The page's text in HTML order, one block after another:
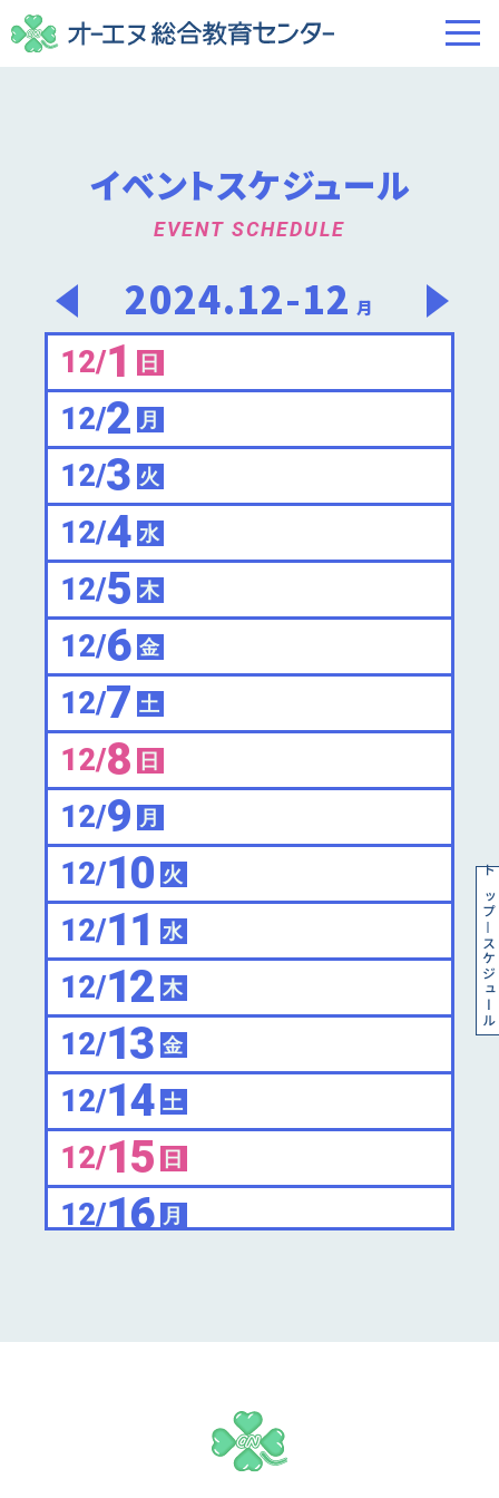
トップ
スケジュール
イベントスケジュール
EVENT SCHEDULE
2024.12-12 月
12/1 日
12/2 月
12/3 火
12/4 水
12/5 木
12/6 金
12/7 土
12/8 日
12/9 月
12/10 火
12/11 水
12/12 木
12/13 金
12/14 土
12/15 日
12/16 月
18